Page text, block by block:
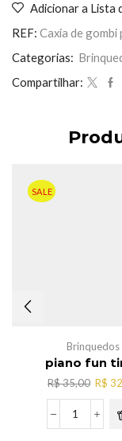
pequeno
c/12
quantidade
Adicionar a Lista
REF: Caxia de
Categorias:
Compartilhar:
SALE
Brinquedos
piano fun
R$35,00 O
preço
era:
R$
piano